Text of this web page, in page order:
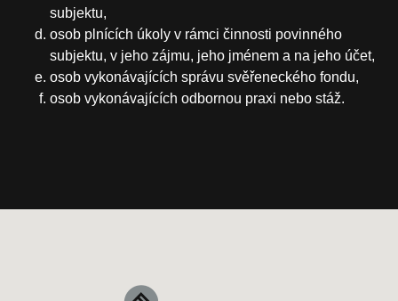
subjektu,
osob plnících úkoly v rámci činnosti povinného
subjektu, v jeho zájmu, jeho jménem a na jeho účet,
osob vykonávajících správu svěřeneckého fondu,
osob vykonávajících odbornou praxi nebo stáž.